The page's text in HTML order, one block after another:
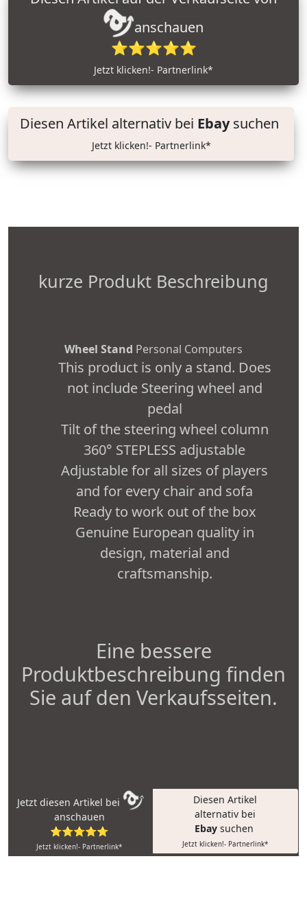
anschauen
⭐⭐⭐⭐⭐
Jetzt klicken!- Partnerlink*
Diesen Artikel alternativ bei Ebaysuchen
Jetzt klicken!- Partnerlink*
kurze Produkt Beschreibung
Wheel Stand Personal Computers
This product is only a stand. Does
not include Steering wheel and
pedal
Tilt of the steering wheel column
360° STEPLESS adjustable
Adjustable for all sizes of players
and for every chair and sofa
Ready to work out of the box
Genuine European quality in
design, material and
craftsmanship.
Eine bessere
Produktbeschreibung finden
Sie auf den Verkaufsseiten.
Jetzt diesen Artikel bei
anschauen
⭐⭐⭐⭐⭐
Jetzt klicken!- Partnerlink*
Diesen Artikel
alternativ bei
Ebay suchen
Jetzt klicken!- Partnerlink*